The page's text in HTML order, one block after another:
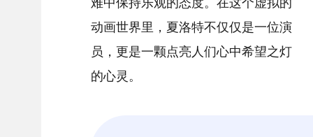
动画世界里，夏洛特不仅仅是一位演
员，更是一颗点亮人们心中希望之灯
的心灵。